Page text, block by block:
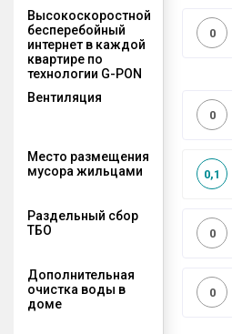
Высокоскоростной
бесперебойный
интернет в каждой
квартире по
технологии G-PON
0
Вентиляция
0
Место размещения
мусора жильцами
0,1
Раздельный сбор
ТБО
0
Дополнительная
очистка воды в
доме
0